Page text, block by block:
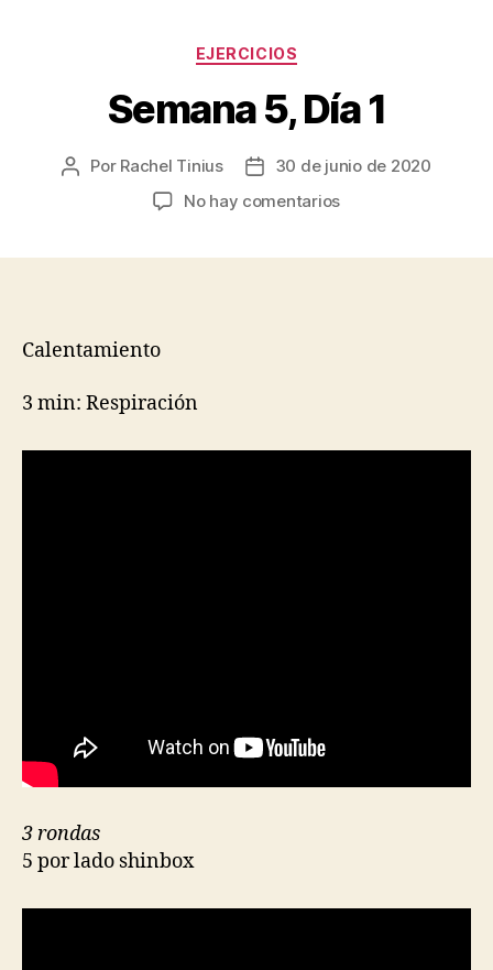
Categorías
EJERCICIOS
Semana 5, Día 1
Autor
Por Rachel Tinius
Fecha30 de junio de 2020
No hay comentariosen
Calentamiento
3 min: Respiración
3 rondas
5 por lado shinbox